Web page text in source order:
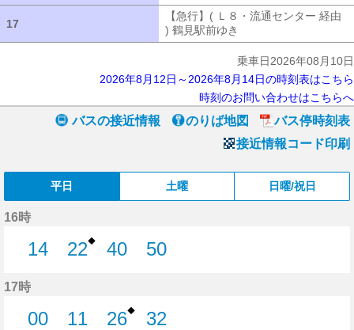
17
【急行】( Ｌ８・流通センター 経由
) 鶴見駅前ゆき
乗車日2026年08月10日
2026年8月12日～2026年8月14日の時刻表はこちら
時刻のお問い合わせはこちらへ
バスの接近情報 のりば地図
バス停時刻表
接近情報コード印刷
平日 土曜 日曜/祝日
16時
14
22◆
40
50
17時
00
11
26◆
32